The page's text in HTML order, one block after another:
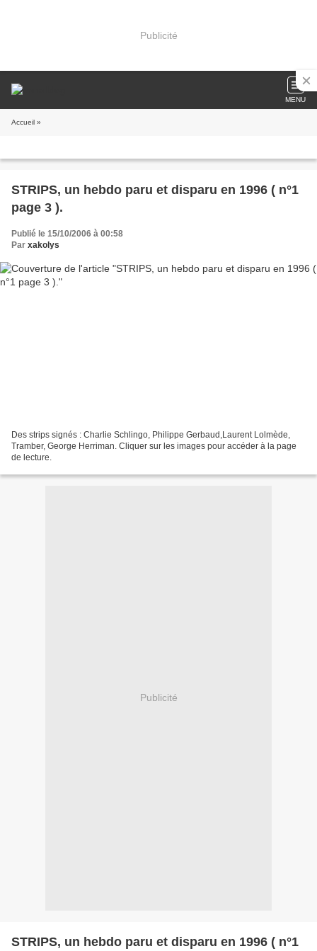
Publicité
MENU
Accueil »
STRIPS, un hebdo paru et disparu en 1996 ( n°1
page 3 ).
Publié le 15/10/2006 à 00:58
Par xakolys
Des strips signés : Charlie Schlingo, Philippe Gerbaud,Laurent Lolmède,
Tramber, George Herriman. Cliquer sur les images pour accéder à la page
de lecture.
Publicité
STRIPS, un hebdo paru et disparu en 1996 ( n°1